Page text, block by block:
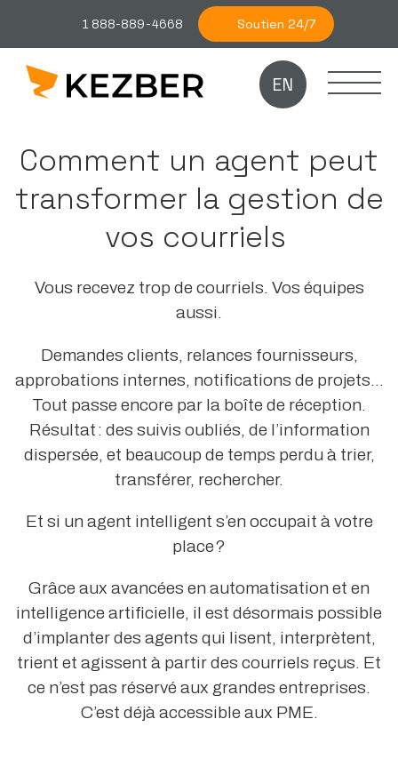
1 888-889-4668 Soutien 24/7
EN
Comment un agent peut
transformer la gestion de
vos courriels
Vous recevez trop de courriels. Vos équipes
aussi.
Demandes clients, relances fournisseurs,
approbations internes, notifications de projets…
Tout passe encore par la boîte de réception.
Résultat : des suivis oubliés, de l’information
dispersée, et beaucoup de temps perdu à trier,
transférer, rechercher.
Et si un agent intelligent s’en occupait à votre
place ?
Grâce aux avancées en automatisation et en
intelligence artificielle, il est désormais possible
d’implanter des agents qui lisent, interprètent,
trient et agissent à partir des courriels reçus. Et
ce n’est pas réservé aux grandes entreprises.
C’est déjà accessible aux PME.